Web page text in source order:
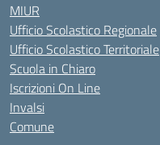
MIUR
Ufficio Scolastico Regionale
Ufficio Scolastico Territoriale
Scuola in Chiaro
Iscrizioni On Line
Invalsi
Comune